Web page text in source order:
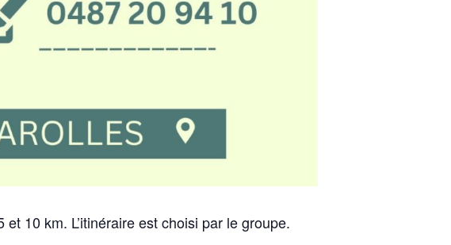
10 km. L’itinéraire est choisi par le groupe.